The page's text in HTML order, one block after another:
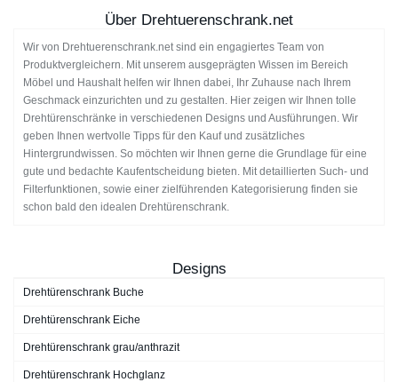
Über Drehtuerenschrank.net
Wir von Drehtuerenschrank.net sind ein engagiertes Team von
Produktvergleichern. Mit unserem ausgeprägten Wissen im Bereich
Möbel und Haushalt helfen wir Ihnen dabei, Ihr Zuhause nach Ihrem
Geschmack einzurichten und zu gestalten. Hier zeigen wir Ihnen tolle
Drehtürenschränke in verschiedenen Designs und Ausführungen. Wir
geben Ihnen wertvolle Tipps für den Kauf und zusätzliches
Hintergrundwissen. So möchten wir Ihnen gerne die Grundlage für eine
gute und bedachte Kaufentscheidung bieten. Mit detaillierten Such- und
Filterfunktionen, sowie einer zielführenden Kategorisierung finden sie
schon bald den idealen Drehtürenschrank.
Designs
Drehtürenschrank Buche
Drehtürenschrank Eiche
Drehtürenschrank grau/anthrazit
Drehtürenschrank Hochglanz